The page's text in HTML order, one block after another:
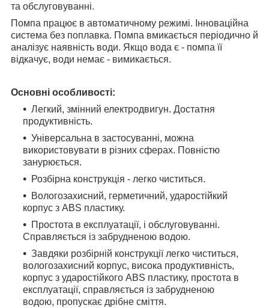
та обслуговуванні.
Помпа працює в автоматичному режимі. Інноваційна
система без поплавка. Помпа вмикається періодично й
аналізує наявність води. Якщо вода є - помпа її
відкачує, води немає - вимикається.
Основні особливості:
Легкий, змінний електродвигун. Достатня
продуктивність.
Універсальна в застосуванні, можна
використовувати в різних сферах. Повністю
занурюється.
Розбірна конструкція - легко чиститься.
Вологозахисний, герметичний, ударостійкий
корпус з ABS пластику.
Простота в експлуатації, і обслуговуванні.
Справляється із забрудненою водою.
Завдяки розбірній конструкції легко чиститься,
вологозахисний корпус, висока продуктивність,
корпус з ударостійкого ABS пластику, простота в
експлуатації, справляється із забрудненою
водою, пропускає дрібне сміття.